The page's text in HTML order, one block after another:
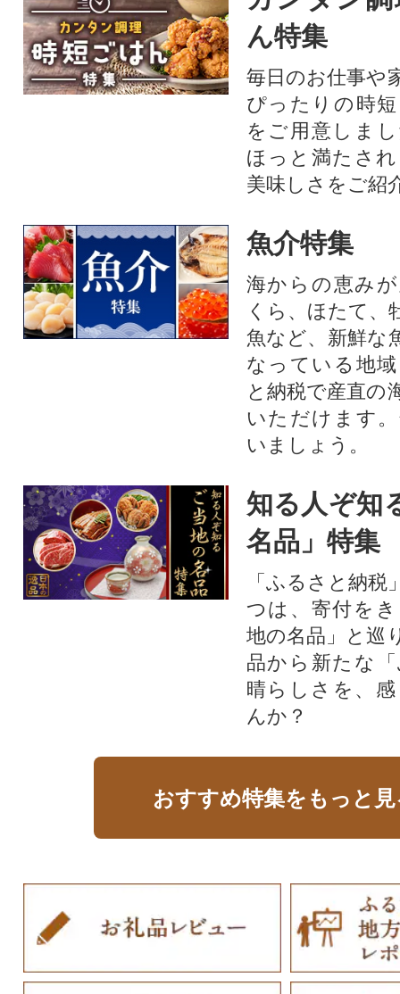
ん特集
毎日のお仕事や
ぴったりの時
をご用意しま
ほっと満たさ
美味しさをご紹
魚介特集
海からの恵み
くら、ほたて、
魚など、新鮮な
なっている地
と納税で産直の
いただけます
いましょう。
知る人ぞ知
名品」特集
「ふるさと納
つは、寄付を
地の名品」と巡
品から新たな
晴らしさを、
んか？
おすすめ特集をもっと